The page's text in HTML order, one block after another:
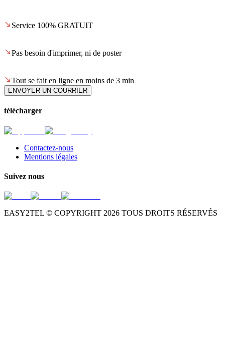
Service 100% GRATUIT
Pas besoin d'imprimer, ni de poster
Tout se fait en ligne en moins de 3 min
ENVOYER UN COURRIER
télécharger
Contactez-nous
Mentions légales
Suivez nous
EASY2TEL © COPYRIGHT 2026 TOUS DROITS RÉSERVÉS